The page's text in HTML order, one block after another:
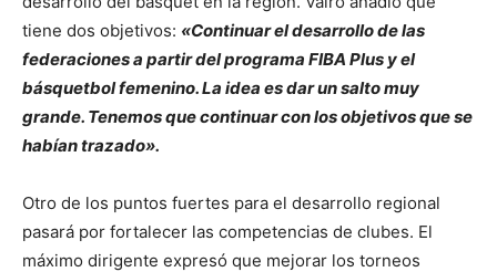
tiene dos objetivos: «Continuar el desarrollo de las
federaciones a partir del programa FIBA Plus y el
básquetbol femenino. La idea es dar un salto muy
grande. Tenemos que continuar con los objetivos que se
habían trazado».
Otro de los puntos fuertes para el desarrollo regional
pasará por fortalecer las competencias de clubes. El
máximo dirigente expresó que mejorar los torneos